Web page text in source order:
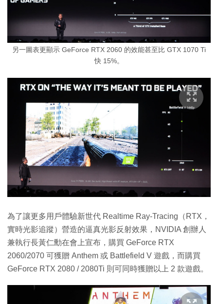
另一圖表更顯示 GeForce RTX 2060 的效能甚至比 GTX 1070 Ti
快 15%。
為了讓更多用戶體驗新世代 Realtime Ray-Tracing（RTX，
實時光影追蹤）營造的逼真光影反射效果，NVIDIA 創辦人
兼執行長黃仁勳在會上宣布，購買 GeForce RTX
2060/2070 可獲贈 Anthem 或 Battlefield V 遊戲，而購買
GeForce RTX 2080 / 2080Ti 則可同時獲贈以上 2 款遊戲。